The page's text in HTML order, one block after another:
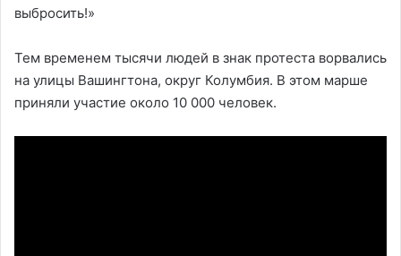
выбросить!»
Тем временем тысячи людей в знак протеста ворвались
на улицы Вашингтона, округ Колумбия. В этом марше
приняли участие около 10 000 человек.